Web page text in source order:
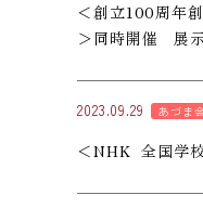
＜創立100周年
＞同時開催 展
2023.09.29 あづま
＜NHK 全国学